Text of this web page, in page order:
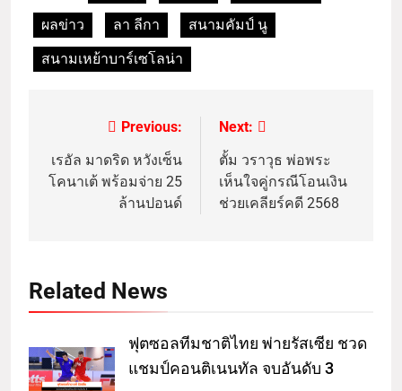
ผลข่าว
ลา ลีกา
สนามคัมป์ นู
สนามเหย้าบาร์เซโลน่า
Previous:
เรอัล มาดริด หวังเซ็น
โคนาเต้ พร้อมจ่าย 25
ล้านปอนด์
Next:
ตั้ม วราวุธ พ่อพระ
เห็นใจคู่กรณีโอนเงิน
ช่วยเคลียร์คดี 2568
Related News
ฟุตซอลทีมชาติไทย พ่ายรัสเซีย ชวด
แชมป์คอนติเนนทัล จบอันดับ 3